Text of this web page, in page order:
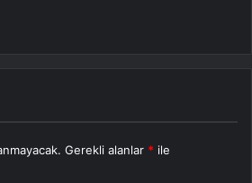
Gerekli alanlar * ile